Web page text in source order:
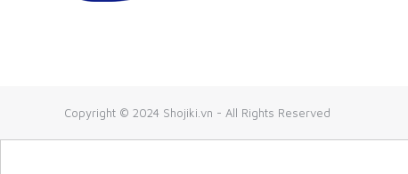
Copyright © 2024 Shojiki.vn - All Rights Reserved